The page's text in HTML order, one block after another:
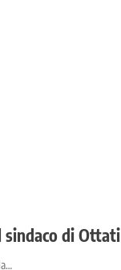
sindaco di Ottati